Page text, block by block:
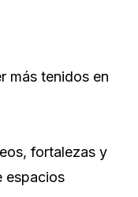
más tenidos en
fortalezas y
espacios